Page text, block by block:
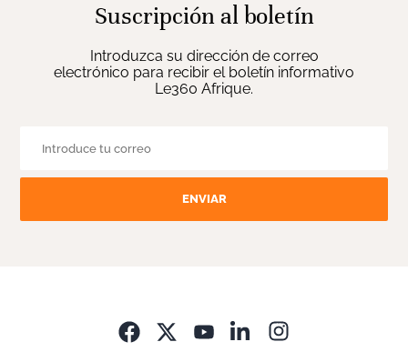
Suscripción al boletín
Introduzca su dirección de correo
electrónico para recibir el boletín informativo
Le360 Afrique.
ENVIAR